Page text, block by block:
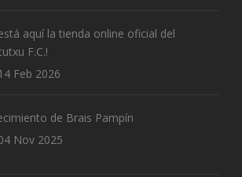
está aquí la tienda online oficial del
F.C.!
Feb 2026
de Brais Pampín
Nov 2025